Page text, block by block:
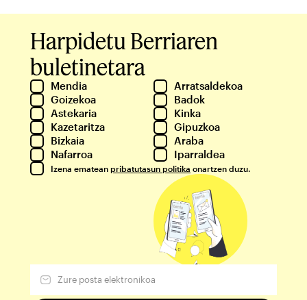
Harpidetu Berriaren
buletinetara
Mendia
Arratsaldekoa
Goizekoa
Badok
Astekaria
Kinka
Kazetaritza
Gipuzkoa
Bizkaia
Araba
Nafarroa
Iparraldea
Izena ematean pribatutasun politika onartzen duzu.